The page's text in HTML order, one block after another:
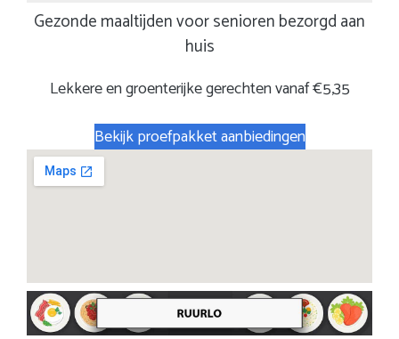
Gezonde maaltijden voor senioren bezorgd aan
huis
Lekkere en groenterijke gerechten vanaf €5,35
Bekijk proefpakket aanbiedingen